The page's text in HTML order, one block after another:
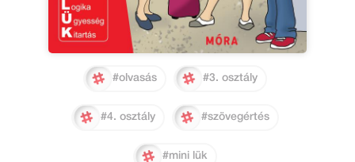
#olvasás #3. osztály
#4. osztály #szövegértés
#mini lük